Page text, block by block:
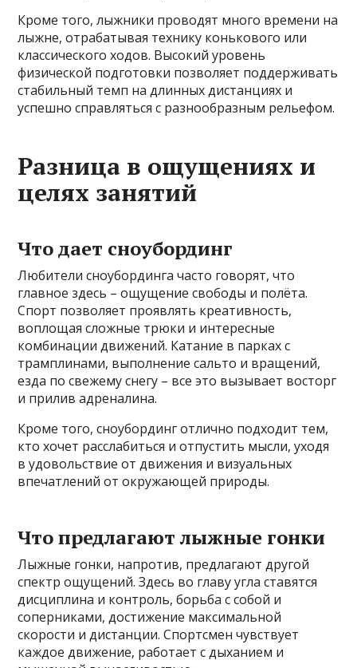
Кроме того, лыжники проводят много времени на
лыжне, отрабатывая технику конькового или
классического ходов. Высокий уровень
физической подготовки позволяет поддерживать
стабильный темп на длинных дистанциях и
успешно справляться с разнообразным рельефом.
Разница в ощущениях и
целях занятий
Что дает сноубординг
Любители сноубординга часто говорят, что
главное здесь – ощущение свободы и полёта.
Спорт позволяет проявлять креативность,
воплощая сложные трюки и интересные
комбинации движений. Катание в парках с
трамплинами, выполнение сальто и вращений,
езда по свежему снегу – все это вызывает восторг
и прилив адреналина.
Кроме того, сноубординг отлично подходит тем,
кто хочет расслабиться и отпустить мысли, уходя
в удовольствие от движения и визуальных
впечатлений от окружающей природы.
Что предлагают лыжные гонки
Лыжные гонки, напротив, предлагают другой
спектр ощущений. Здесь во главу угла ставятся
дисциплина и контроль, борьба с собой и
соперниками, достижение максимальной
скорости и дистанции. Спортсмен чувствует
каждое движение, работает с дыханием и